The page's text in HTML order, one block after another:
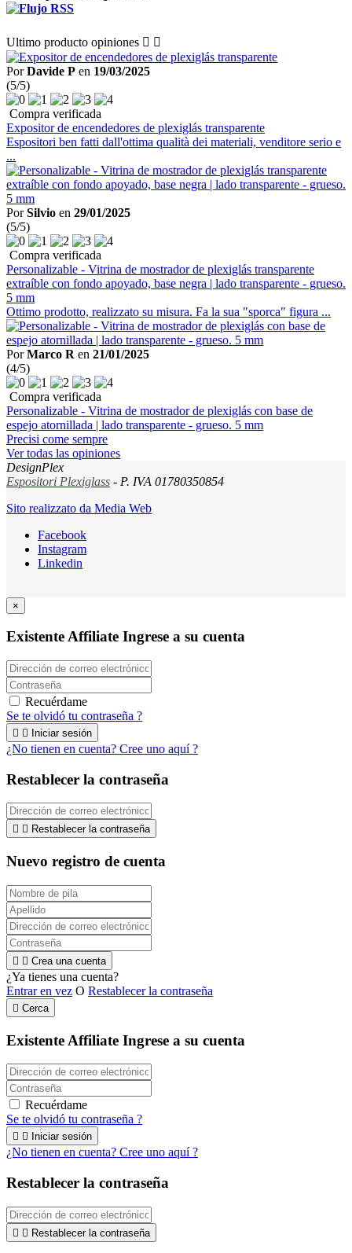
Ultimo producto opiniones  
PorDavide P en 19/03/2025
(5/5)
Compra verificada
Expositor de encendedores de plexiglás transparente
Espositori ben fatti dall'ottima qualità dei materiali, venditore serio e
...
PorSilvio en 29/01/2025
(5/5)
Compra verificada
Personalizable - Vitrina de mostrador de plexiglás transparente
extraíble con fondo apoyado, base negra | lado transparente - grueso.
5 mm
Ottimo prodotto, realizzato su misura. Fa la sua "sporca" figura ...
PorMarco R en 21/01/2025
(4/5)
Compra verificada
Personalizable - Vitrina de mostrador de plexiglás con base de
espejo atornillada | lado transparente - grueso. 5 mm
Precisi come sempre
Ver todas las opiniones
DesignPlex
Espositori Plexiglass - P. IVA 01780350854
Sito realizzato da Media Web
Facebook
Instagram
Linkedin
×
Existente Affiliate Ingrese a su cuenta
Recuérdame
Se te olvidó tu contraseña ?
  Iniciar sesión
¿No tienen en cuenta? Cree uno aquí ?
Restablecer la contraseña
  Restablecer la contraseña
Nuevo registro de cuenta
  Crea una cuenta
¿Ya tienes una cuenta?
Entrar en vez O Restablecer la contraseña
 Cerca
Existente Affiliate Ingrese a su cuenta
Recuérdame
Se te olvidó tu contraseña ?
  Iniciar sesión
¿No tienen en cuenta? Cree uno aquí ?
Restablecer la contraseña
  Restablecer la contraseña